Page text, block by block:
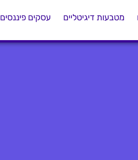
מטבעות דיגיטליים עסקים פיננסים